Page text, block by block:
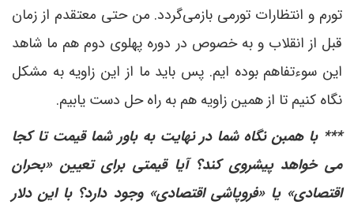
تورم و انتظارات تورمی بازمی‌گردد. من حتی معتقدم از زمان
قبل از انقلاب و به خصوص در دوره پهلوی دوم هم ما شاهد
این سوءتفاهم بوده ایم. پس باید ما از این زاویه به مشکل
نگاه کنیم تا از همین زاویه هم به راه حل دست یابیم.
*** با همبن نگاه شما در نهایت به باور شما قیمت تا کجا
می خواهد پیشروی کند؟ آیا قیمتی برای تعیین «بحران
اقتصادی» یا «فروپاشی اقتصادی» وجود دارد؟ با این دلار